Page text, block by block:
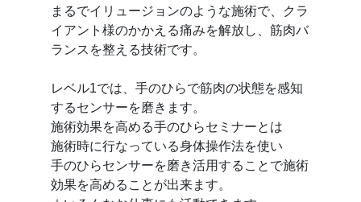
まるでイリュージョンのような施術で、クラ
イアント様のかかえる痛みを解放し、筋肉バ
ランスを整える技術です。
レベル1では、手のひらで筋肉の状態を感知
するセンサーを磨きます。
施術効果を高める手のひらセミナーとは
施術時に行なっている身体操作法を使い
手のひらセンサーを磨き活用することで施術
効果を高めることが出来ます。